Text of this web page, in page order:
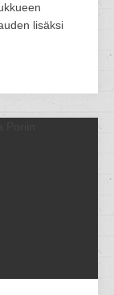
lisäksi